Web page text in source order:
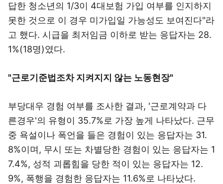
답한 청소년의 1/3이 4대보험 가입 여부를 인지하지
못한 것으로 이 경우 미가입일 가능성도 보여진다"라
고 했다. 시급을 최저임금 이하로 받는 응답자는 28.
1%(18명)였다.
"근로기준법조차 지켜지지 않는 노동현장"
부당대우 경험 여부를 조사한 결과, '근로계약과 다
른경우'의 유형이 35.7%로 가장 높게 나타났다. 근무
중 욕설이나 폭언을 들은 경험이 있는 응답자는 31.
8%이며, 무시 또는 차별당한 경험이 있는 응답자는 1
7.4%, 성적 괴롭힘을 당한 적이 있는 응답자는 12.
9%, 폭행을 경험한 응답자는 11.6%로 나타났다.